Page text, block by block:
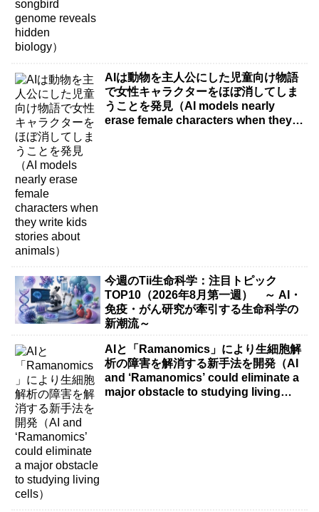
AIは動物を主人公にした児童向け物語
で女性キャラクターをほぼ消してしま
うことを発見（AI models nearly
erase female characters when they
今週のTii生命科学：注目トピック
TOP10（2026年8月第一週） ～ AI・
免疫・がん研究が牽引する生命科学の
新潮流～
AIと「Ramanomics」により生細胞解
析の障害を解消する新手法を開発（AI
and ‘Ramanomics’ could eliminate a
major obstacle to studying living